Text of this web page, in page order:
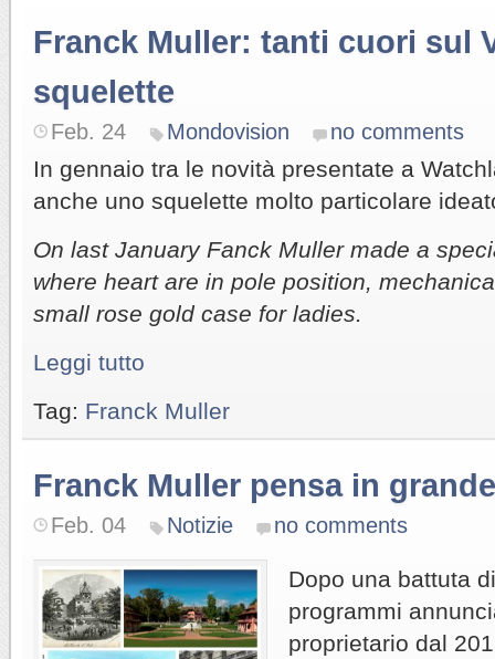
Franck Muller: tanti cuori sul
squelette
Feb. 24 Mondovision no comments
In gennaio tra le novità presentate a
anche uno squelette molto particolare
On last January Fanck Muller made a
where heart are in pole position,
small rose gold case for ladies.
Leggi tutto
Tag: Franck Muller
Franck Muller pensa in grande
Feb. 04 Notizie no comments
Dopo una battuta
programmi
proprietario dal